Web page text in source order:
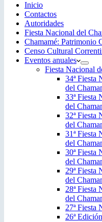
Inicio
Contactos
Autoridades
Fiesta Nacional del
Chamamé: Patrimonio
Censo Cultural
Eventos anuales
Fiesta Nacional
34ª Fiesta
del
33ª Fiesta
del
32ª Fiesta
del
31ª Fiesta
del
30ª Fiesta
del
29ª Fiesta
del
28ª Fiesta
del
27ª Fiesta
26ª